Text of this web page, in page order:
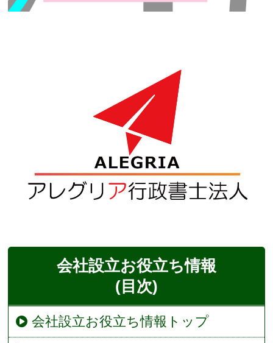
会社設立お役立ち情報
(目次)
会社設立お役立ち情報トップ